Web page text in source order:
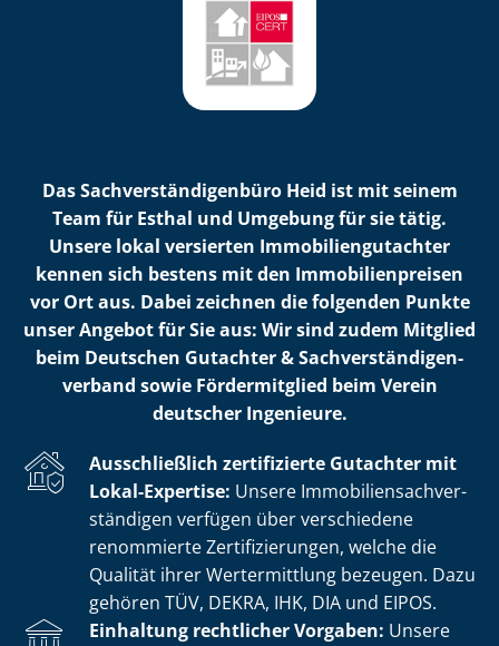
Das Sach­ver­stän­di­gen­bü­ro Heid ist mit seinem
Team für Esthal und Umgebung für sie tätig.
Unsere lokal versierten Im­mo­bi­li­en­gut­ach­ter
kennen sich bestens mit den Im­mo­bi­li­en­prei­sen
vor Ort aus. Dabei zeichnen die folgenden Punkte
unser Angebot für Sie aus: Wir sind zudem Mitglied
beim Deutschen Gutachter & Sach­ver­stän­di­gen­
ver­band sowie Fördermitglied beim Verein
deutscher Ingenieure.
Ausschließlich zertifizierte Gutachter mit
Lokal-Expertise: Unsere Im­mo­bi­li­en­sach­ver­
stän­di­gen verfügen über verschiedene
renommierte Zer­ti­fi­zie­run­gen, welche die
Qualität ihrer Wertermittlung bezeugen. Dazu
gehören TÜV, DEKRA, IHK, DIA und EIPOS.
Einhaltung rechtlicher Vorgaben: Unsere